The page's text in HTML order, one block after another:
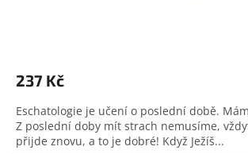
237 Kč
Eschatologie je učení o poslední době.
Z poslední doby mít strach nemusíme,
přijde znovu, a to je dobré! Když Ježíš...